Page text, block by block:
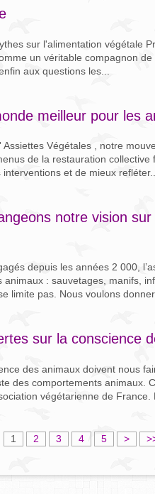
sur l'alimentation végétale
un véritable compagnon
aux questions les...
meilleur pour les
Assiettes Végétales , notre
de la restauration collective
et de mieux
notre vision
depuis les années 2 000,
animaux : sauvetages, manifs,
limite pas. Nous voulons donner
sur la conscience
des animaux doivent nous
des comportements animaux.
végétarienne de France.
1 2 3 4 5 >